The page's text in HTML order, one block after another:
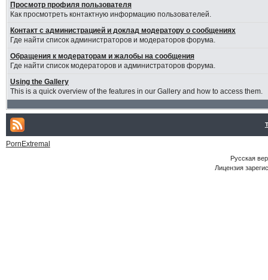
Просмотр профиля пользователя
Как просмотреть контактную информацию пользователей.
Контакт с администрацией и доклад модератору о сообщениях
Где найти список администраторов и модераторов форума.
Обращения к модераторам и жалобы на сообщения
Где найти список модераторов и администраторов форума.
Using the Gallery
This is a quick overview of the features in our Gallery and how to access them.
PornExtremal
Русская
Лицензия